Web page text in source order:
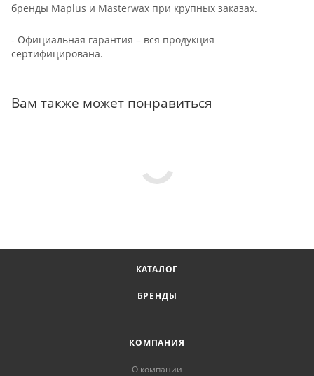
бренды Maplus и Masterwax при крупных заказах.
- Официальная гарантия – вся продукция
сертифицирована.
Вам также может понравиться
КАТАЛОГ
БРЕНДЫ
КОМПАНИЯ
О компании